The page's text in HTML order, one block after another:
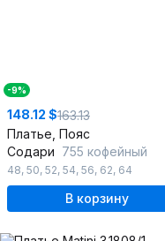
-9%
148.12 $163.13
Платье, Пояс
Содари 755 кофейный
48, 50, 52, 54, 56, 62, 64
В корзину